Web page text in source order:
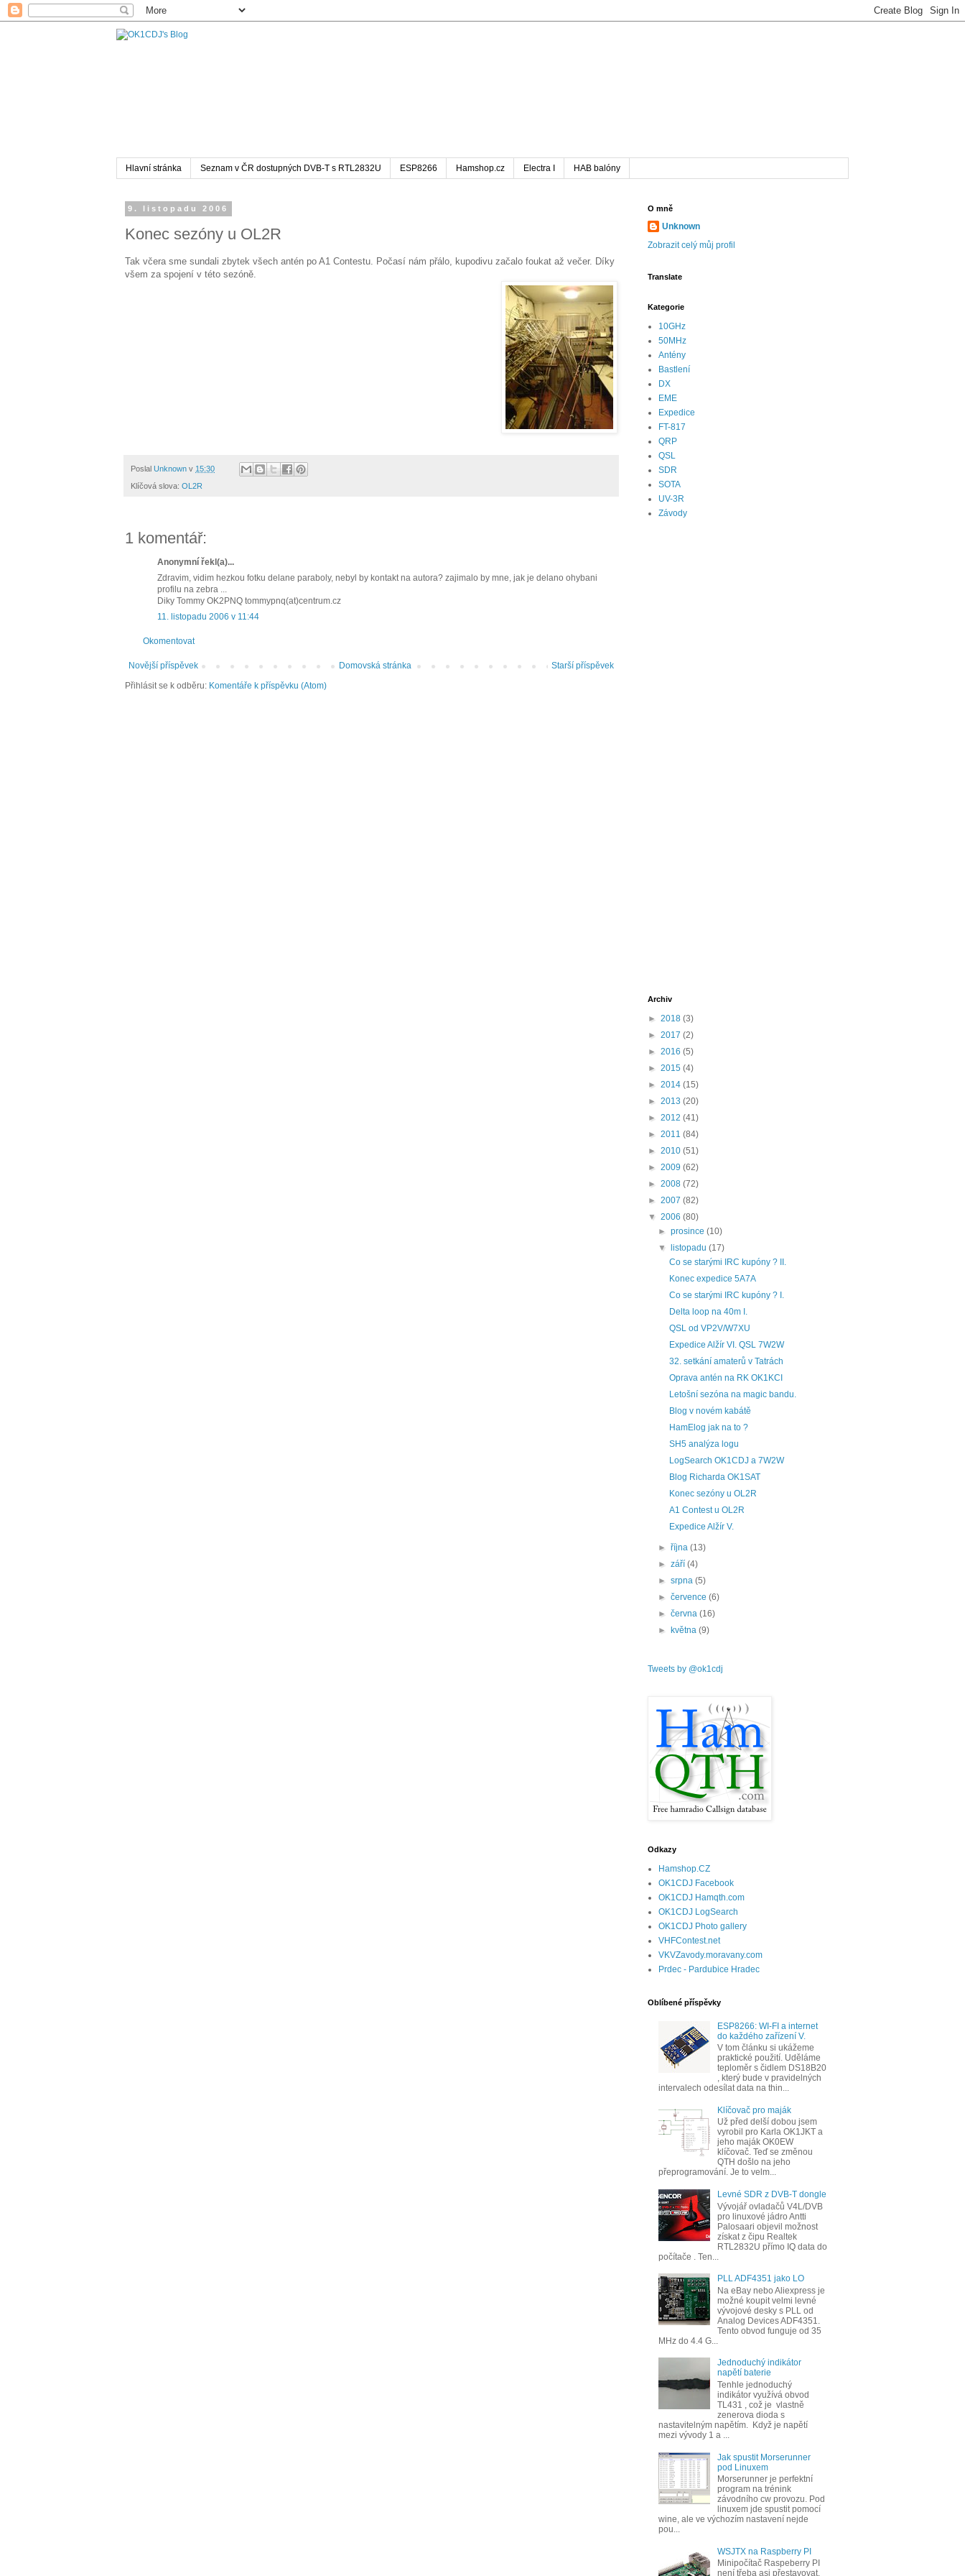
Hlavní stránka Seznam v ČR dostupných DVB-T s RTL2832U ESP8266 Hamshop.cz Electra I HAB balóny
9. listopadu 2006
Konec sezóny u OL2R
Tak včera sme sundali zbytek všech antén po A1 Contestu. Počasí nám přálo, kupodivu začalo foukat až večer. Díky
všem za spojení v této sezóně.
Poslal Unknown v 15:30
Klíčová slova: OL2R
1 komentář:
Anonymní řekl(a)...
Zdravim, vidim hezkou fotku delane paraboly, nebyl by kontakt na autora? zajimalo by mne, jak je delano ohybani
profilu na zebra ...
Diky Tommy OK2PNQ tommypnq(at)centrum.cz
11. listopadu 2006 v 11:44
Okomentovat
Novější příspěvek Starší příspěvek
Domovská stránka
Přihlásit se k odběru: Komentáře k příspěvku (Atom)
O mně
Unknown
Zobrazit celý můj profil
Translate
Kategorie
10GHz
50MHz
Antény
Bastlení
DX
EME
Expedice
FT-817
QRP
QSL
SDR
SOTA
UV-3R
Závody
Archiv
► 2018 (3)
► 2017 (2)
► 2016 (5)
► 2015 (4)
► 2014 (15)
► 2013 (20)
► 2012 (41)
► 2011 (84)
► 2010 (51)
► 2009 (62)
► 2008 (72)
► 2007 (82)
▼ 2006 (80)
►prosince(10)
▼
listopadu(17)
Co se starými IRC kupóny ? II.
Konec expedice 5A7A
Co se starými IRC kupóny ? I.
Delta loop na 40m I.
QSL od VP2V/W7XU
Expedice Alžír VI. QSL 7W2W
32. setkání amaterů v Tatrách
Oprava antén na RK OK1KCI
Letošní sezóna na magic bandu.
Blog v novém kabátě
HamElog jak na to ?
SH5 analýza logu
LogSearch OK1CDJ a 7W2W
Blog Richarda OK1SAT
Konec sezóny u OL2R
A1 Contest u OL2R
Expedice Alžír V.
►října(13)
►září(4)
►srpna(5)
►července(6)
►června(16)
►
května(9)
Tweets by @ok1cdj
Odkazy
Hamshop.CZ
OK1CDJ Facebook
OK1CDJ Hamqth.com
OK1CDJ LogSearch
OK1CDJ Photo gallery
VHFContest.net
VKVZavody.moravany.com
Prdec - Pardubice Hradec
Oblíbené příspěvky
ESP8266: WI-FI a internet
do každého zařízení V.
V tom článku si ukážeme
praktické použití. Uděláme
teploměr s čidlem DS18B20
, který bude v pravidelných
intervalech odesílat data na thin...
Klíčovač pro maják
Už před delší dobou jsem
vyrobil pro Karla OK1JKT a
jeho maják OK0EW
klíčovač. Teď se změnou
QTH došlo na jeho
přeprogramování. Je to velm...
Levné SDR z DVB-T dongle
Vývojář ovladačů V4L/DVB
pro linuxové jádro Antti
Palosaari objevil možnost
získat z čipu Realtek
RTL2832U přímo IQ data do
počítače . Ten...
PLL ADF4351 jako LO
Na eBay nebo Aliexpress je
možné koupit velmi levné
vývojové desky s PLL od
Analog Devices ADF4351.
Tento obvod funguje od 35
MHz do 4.4 G...
Jednoduchý indikátor
napětí baterie
Tenhle jednoduchý
indikátor využívá obvod
TL431 , což je vlastně
zenerova dioda s
nastavitelným napětím. Když je napětí
mezi vývody 1 a ...
Jak spustit Morserunner
pod Linuxem
Morserunner je perfektní
program na trénink
závodního cw provozu. Pod
linuxem jde spustit pomocí
wine, ale ve výchozím nastavení nejde
pou...
WSJTX na Raspberry PI
Minipočítač Raspeberry PI
není třeba asi přestavovat.